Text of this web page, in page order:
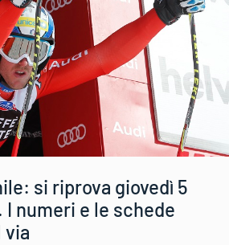
si riprova giovedì 5
I numeri e le schede
via